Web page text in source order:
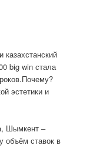
big win стала
эстетики и
Шымкент –
объём ставок в